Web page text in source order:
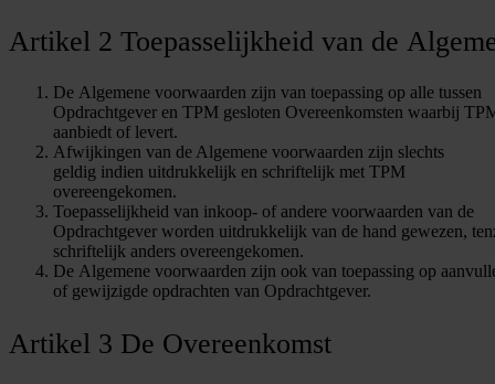
Artikel 2 Toepasselijkheid van de
De Algemene voorwaarden zijn van toepassing op alle tussen
Opdrachtgever en TPM gesloten Overeenkomsten waarbij
aanbiedt of levert.
Afwijkingen van de Algemene voorwaarden zijn slechts
geldig indien uitdrukkelijk en schriftelijk met TPM
overeengekomen.
Toepasselijkheid van inkoop- of andere voorwaarden van de
Opdrachtgever worden uitdrukkelijk van de hand gewezen,
schriftelijk anders overeengekomen.
De Algemene voorwaarden zijn ook van toepassing op
of gewijzigde opdrachten van Opdrachtgever.
Artikel 3 De Overeenkomst